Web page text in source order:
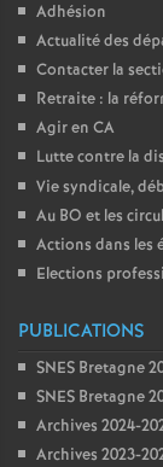
Adhésion
Actualité des
Contacter la
Retraite : la
Agir en CA
Lutte contre la
Vie syndicale,
Au BO et les
Actions dans les
Elections
PUBLICATIONS
SNES Bretagne
SNES Bretagne
Archives 2024-
Archives 2023-